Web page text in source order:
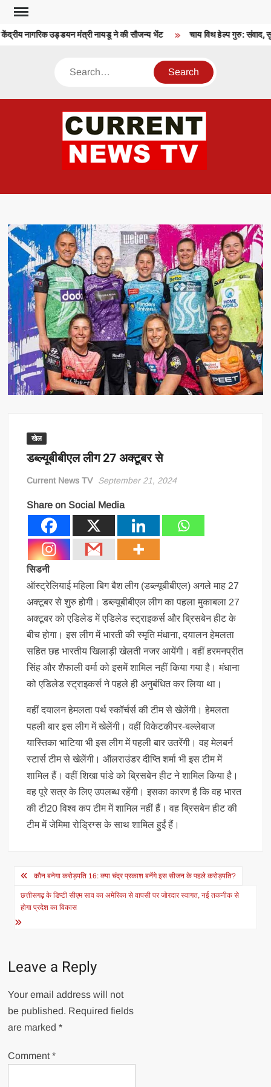
Skip
contentनागरिक उड्डयन मंत्री नायडू ने की सौजन्य भेंट चाय विथ हेल्प गुरु: संवाद,
Search
खेल
डब्ल्यूबीबीएल लीग 27 अक्टूबर से
Current News TV September 21, 2024
Share on Social Media
सिडनी
ऑस्ट्रेलियाई महिला बिग बैश लीग (डब्ल्यूबीबीएल) अगले माह 27
अक्टूबर से शुरु होगी। डब्ल्यूबीबीएल लीग का पहला मुकाबला 27
अक्टूबर को एडिलेड में एडिलेड स्ट्राइकर्स और ब्रिसबेन हीट के
बीच होगा। इस लीग में भारती की स्मृति मंधाना, दयालन हेमलता
सहित छह भारतीय खिलाड़ी खेलती नजर आयेंगी। वहीं हरमनप्रीत
सिंह और शैफाली वर्मा को इसमें शामिल नहीं किया गया है। मंधाना
को एडिलेड स्ट्राइकर्स ने पहले ही अनुबंधित कर लिया था।
वहीं दयालन हेमलता पर्थ स्कॉर्चर्स की टीम से खेलेंगी। हेमलता
पहली बार इस लीग में खेलेंगी। वहीं विकेटकीपर-बल्लेबाज
यास्तिका भाटिया भी इस लीग में पहली बार उतरेंगी। वह मेलबर्न
स्टार्स टीम से खेलेंगी। ऑलराउंडर दीप्ति शर्मा भी इस टीम में
शामिल हैं। वहीं शिखा पांडे को ब्रिसबेन हीट ने शामिल किया है।
वह पूरे सत्र के लिए उपलब्ध रहेंगी। इसका कारण है कि वह भारत
की टी20 विश्व कप टीम में शामिल नहीं हैं। वह ब्रिसबेन हीट की
टीम में जेमिमा रोड्रिग्स के साथ शामिल हुईं हैं।
Post
navigation
कौन बनेगा करोड़पति 16: क्या चंद्र प्रकाश बनेंगे इस सीजन के पहले करोड़पति?
छत्तीसगढ़ के डिप्टी सीएम साव का अमेरिका से वापसी पर जोरदार स्वागत, नई तकनीक से
होगा प्रदेश का विकास
Leave a Reply
Your email address will not
be published. Required fields
are marked*
Comment*